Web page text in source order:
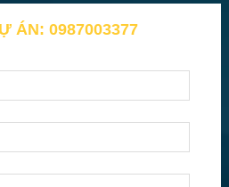
ÁN: 0987003377